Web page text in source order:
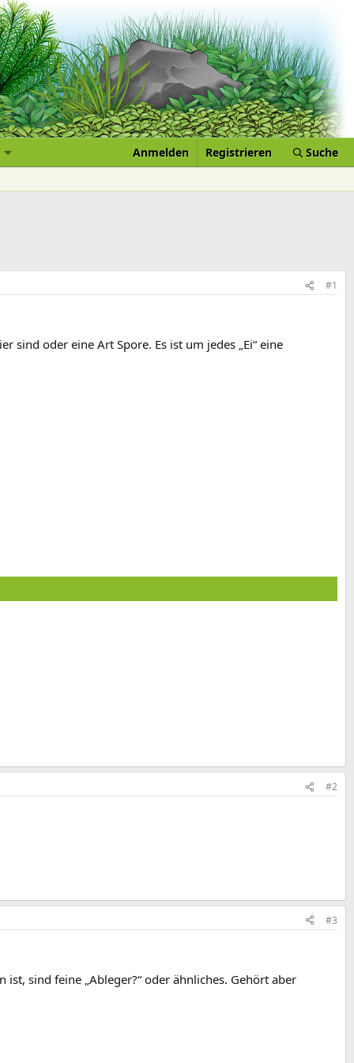
Anmelden Registrieren Suche
#1
sind oder eine Art Spore. Es ist um jedes „Ei“ eine
#2
#3
sind feine „Ableger?“ oder ähnliches. Gehört aber